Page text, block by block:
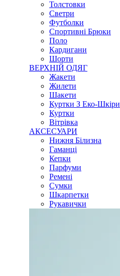
Толстовки
Светри
Футболки
Спортивні Брюки
Поло
Кардигани
Шорти
ВЕРХНІЙ ОДЯГ
Жакети
Жилети
Шакети
Куртки З Еко-Шкіри
Куртки
Вітрівка
АКСЕСУАРИ
Нижня Білизна
Гаманці
Кепки
Парфуми
Ремені
Сумки
Шкарпетки
Рукавички